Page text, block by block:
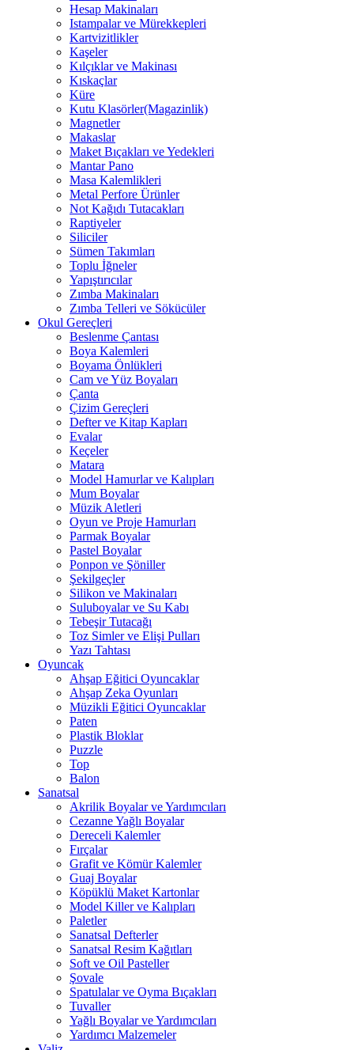
Hesap Makinaları
Istampalar ve Mürekkepleri
Kartvizitlikler
Kaşeler
Kılçıklar ve Makinası
Kıskaçlar
Küre
Kutu Klasörler(Magazinlik)
Magnetler
Makaslar
Maket Bıçakları ve Yedekleri
Mantar Pano
Masa Kalemlikleri
Metal Perfore Ürünler
Not Kağıdı Tutacakları
Raptiyeler
Siliciler
Sümen Takımları
Toplu İğneler
Yapıştırıcılar
Zımba Makinaları
Zımba Telleri ve Sökücüler
Okul Gereçleri
Beslenme Çantası
Boya Kalemleri
Boyama Önlükleri
Cam ve Yüz Boyaları
Çanta
Çizim Gereçleri
Defter ve Kitap Kapları
Evalar
Keçeler
Matara
Model Hamurlar ve Kalıpları
Mum Boyalar
Müzik Aletleri
Oyun ve Proje Hamurları
Parmak Boyalar
Pastel Boyalar
Ponpon ve Şöniller
Şekilgeçler
Silikon ve Makinaları
Suluboyalar ve Su Kabı
Tebeşir Tutacağı
Toz Simler ve Elişi Pulları
Yazı Tahtası
Oyuncak
Ahşap Eğitici Oyuncaklar
Ahşap Zeka Oyunları
Müzikli Eğitici Oyuncaklar
Paten
Plastik Bloklar
Puzzle
Top
Balon
Sanatsal
Akrilik Boyalar ve Yardımcıları
Cezanne Yağlı Boyalar
Dereceli Kalemler
Fırçalar
Grafit ve Kömür Kalemler
Guaj Boyalar
Köpüklü Maket Kartonlar
Model Killer ve Kalıpları
Paletler
Sanatsal Defterler
Sanatsal Resim Kağıtları
Soft ve Oil Pasteller
Şovale
Spatulalar ve Oyma Bıçakları
Tuvaller
Yağlı Boyalar ve Yardımcıları
Yardımcı Malzemeler